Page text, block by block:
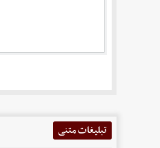
تبلیغات متنی